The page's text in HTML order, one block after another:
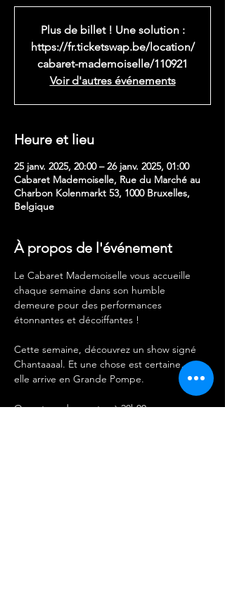
Plus de billet ! Une solution :
https://fr.ticketswap.be/location/
cabaret-mademoiselle/110921
Voir d'autres événements
Heure et lieu
25 janv. 2025, 20:00 – 26 janv. 2025, 01:00
Cabaret Mademoiselle, Rue du Marché au
Charbon Kolenmarkt 53, 1000 Bruxelles,
Belgique
À propos de l'événement
Le Cabaret Mademoiselle vous accueille
chaque semaine dans son humble
demeure pour des performances
étonnantes et décoiffantes !
Cette semaine, découvrez un show signé
Chantaaaal. Et une chose est certaine…
elle arrive en Grande Pompe.
Ouverture des portes à 20h00.